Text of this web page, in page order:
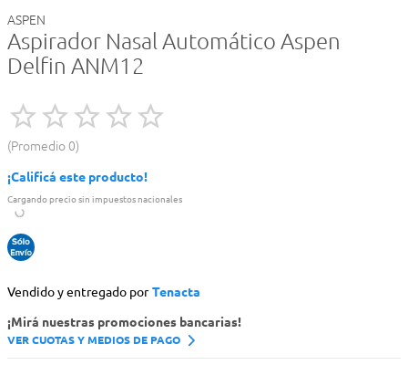
ASPEN
Aspirador Nasal Automático Aspen
Delfin ANM12
Promedio 0
¡Calificá este producto!
Cargando precio sin impuestos nacionales
Vendido y entregado por Tenacta
¡Mirá nuestras promociones bancarias!
VER CUOTAS Y MEDIOS DE PAGO